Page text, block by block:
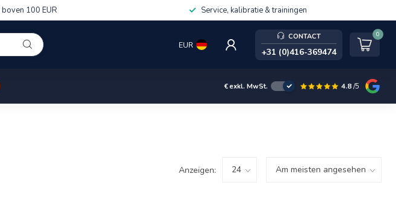
boven 100 EUR Service, kalibratie & trainingen
EUR
CONTACT
+31 (0)416-369474
0
€exkl. MwSt. 4.8/5
Anzeigen: